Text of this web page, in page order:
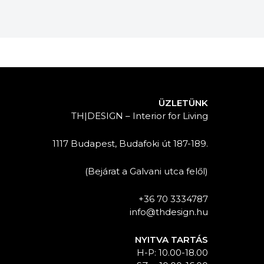
ÜZLETÜNK
TH|DESIGN – Interior for Living
1117 Budapest, Budafoki út 187-189.
(Bejárat a Galvani utca felől)
+36 70 3334787
info@thdesign.hu
NYITVA TARTÁS
H-P: 10.00-18.00